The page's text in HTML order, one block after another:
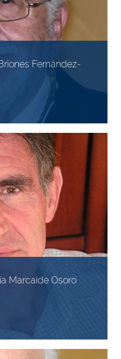
Fernández-
Marcaide Osoro